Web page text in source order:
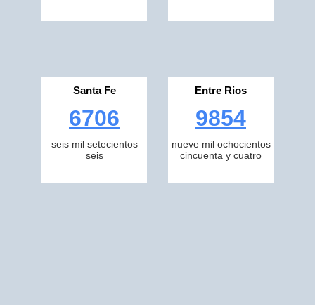
Santa Fe
6706
seis mil setecientos
seis
Entre Rios
9854
nueve mil ochocientos
cincuenta y cuatro